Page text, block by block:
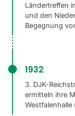
Ländertreffen
und den
Begegnung
1932
3. DJK-
ermitteln ihre
Westfalenhalle